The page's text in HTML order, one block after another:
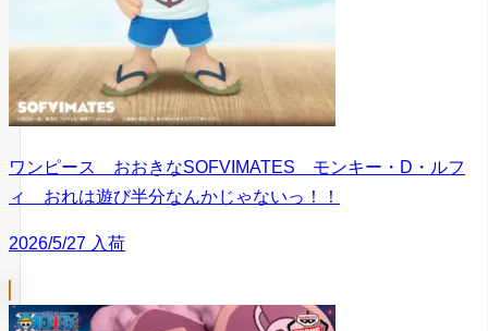
ワンピース おおきなSOFVIMATES モンキー・D・ルフ
ィ おれは遊び半分なんかじゃないっ！！
2026/5/27 入荷